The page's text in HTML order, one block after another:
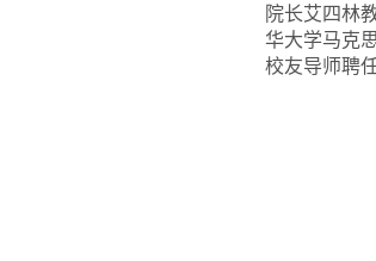
院长艾四林
华大学马克
校友导师聘